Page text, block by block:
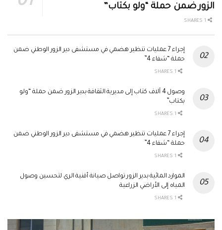
الزور ضمن حملة “ولو بكتاب”
إجراء 7 عمليات تنظير هضمي في مستشفى دير الزور الوطني ضمن
حملة “شفاء 4”
وصول 4 آلاف كتاب إلى مديرية الثقافة بدير الزور ضمن حملة “ولو
بكتاب”
إجراء 7 عمليات تنظير هضمي في مستشفى دير الزور الوطني ضمن
حملة “شفاء 4”
الموارد المائية بدير الزور تواصل صيانة أقنية الري لتحسين وصول
المياه إلى الأراضي الزراعية